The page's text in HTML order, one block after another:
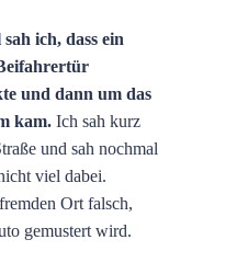
ich, dass ein
und dann um das
kam. Ich sah kurz
und sah nochmal
viel dabei.
Ort falsch,
gemustert wird.